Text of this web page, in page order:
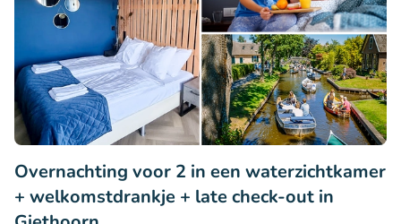
Overnachting voor 2 in een waterzichtkamer
+ welkomstdrankje + late check-out in